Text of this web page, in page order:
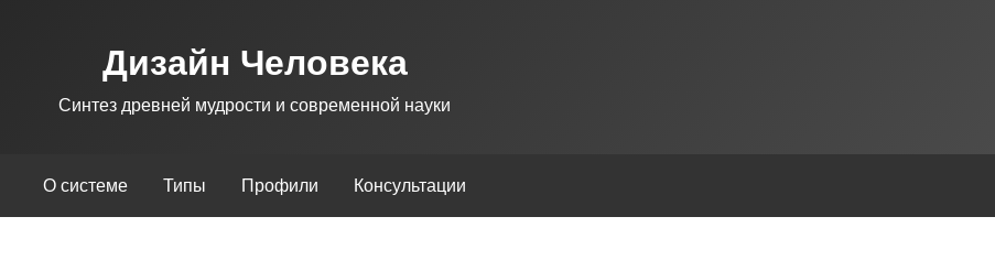
Дизайн Человека
Синтез древней мудрости и современной науки
О системе Типы Профили Консультации